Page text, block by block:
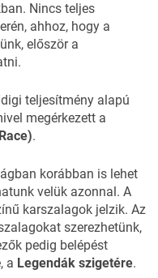
Nincs teljes
ahhoz, hogy a
először a
teljesítmény alapú
megérkezett a
.
korábban is lehet
velük azonnal. A
karszalagok jelzik. Az
szerezhetünk,
pedig belépést
a Legendák szigetére.